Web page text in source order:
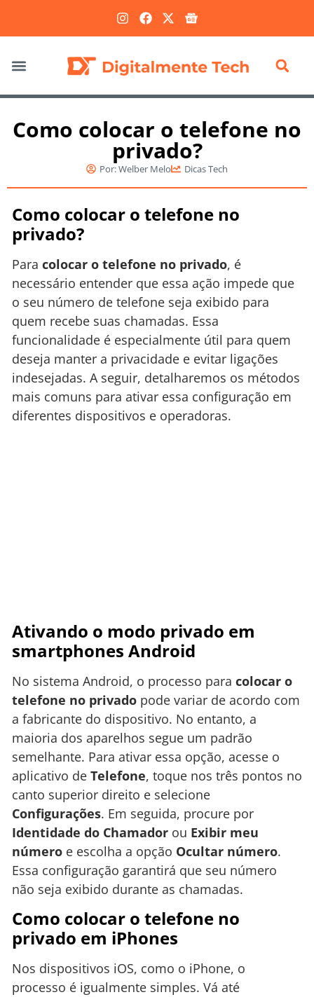
Como colocar o telefone no
privado?
Por:Welber Melo Dicas Tech
Como colocar o telefone no
privado?
Para colocar o telefone no privado, é
necessário entender que essa ação impede que
o seu número de telefone seja exibido para
quem recebe suas chamadas. Essa
funcionalidade é especialmente útil para quem
deseja manter a privacidade e evitar ligações
indesejadas. A seguir, detalharemos os métodos
mais comuns para ativar essa configuração em
diferentes dispositivos e operadoras.
Ativando o modo privado em
smartphones Android
No sistema Android, o processo para colocar o
telefone no privado pode variar de acordo com
a fabricante do dispositivo. No entanto, a
maioria dos aparelhos segue um padrão
semelhante. Para ativar essa opção, acesse o
aplicativo de Telefone, toque nos três pontos no
canto superior direito e selecione
Configurações. Em seguida, procure por
Identidade do Chamador ou Exibir meu
número e escolha a opção Ocultar número.
Essa configuração garantirá que seu número
não seja exibido durante as chamadas.
Como colocar o telefone no
privado em iPhones
Nos dispositivos iOS, como o iPhone, o
processo é igualmente simples. Vá até